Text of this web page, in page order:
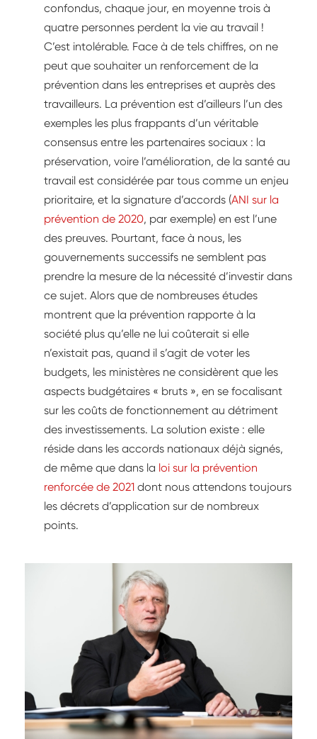
confondus, chaque jour, en moyenne trois à
quatre personnes perdent la vie au travail !
C’est intolérable. Face à de tels chiffres, on ne
peut que souhaiter un renforcement de la
prévention dans les entreprises et auprès des
travailleurs. La prévention est d’ailleurs l’un des
exemples les plus frappants d’un véritable
consensus entre les partenaires sociaux : la
préservation, voire l’amélioration, de la santé au
travail est considérée par tous comme un enjeu
prioritaire, et la signature d’accords (ANI sur la
prévention de 2020, par exemple) en est l’une
des preuves. Pourtant, face à nous, les
gouvernements successifs ne semblent pas
prendre la mesure de la nécessité d’investir dans
ce sujet. Alors que de nombreuses études
montrent que la prévention rapporte à la
société plus qu’elle ne lui coûterait si elle
n’existait pas, quand il s’agit de voter les
budgets, les ministères ne considèrent que les
aspects budgétaires « bruts », en se focalisant
sur les coûts de fonctionnement au détriment
des investissements. La solution existe : elle
réside dans les accords nationaux déjà signés,
de même que dans la loi sur la prévention
renforcée de 2021 dont nous attendons toujours
les décrets d’application sur de nombreux
points.